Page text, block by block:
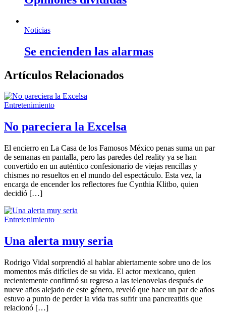
Noticias
Se encienden las alarmas
Artículos Relacionados
Entretenimiento
No pareciera la Excelsa
El encierro en La Casa de los Famosos México penas suma un par
de semanas en pantalla, pero las paredes del reality ya se han
convertido en un auténtico confesionario de viejas rencillas y
chismes no resueltos en el mundo del espectáculo. Esta vez, la
encarga de encender los reflectores fue Cynthia Klitbo, quien
decidió […]
Entretenimiento
Una alerta muy seria
Rodrigo Vidal sorprendió al hablar abiertamente sobre uno de los
momentos más difíciles de su vida. El actor mexicano, quien
recientemente confirmó su regreso a las telenovelas después de
nueve años alejado de este género, reveló que hace un par de años
estuvo a punto de perder la vida tras sufrir una pancreatitis que
relacionó […]